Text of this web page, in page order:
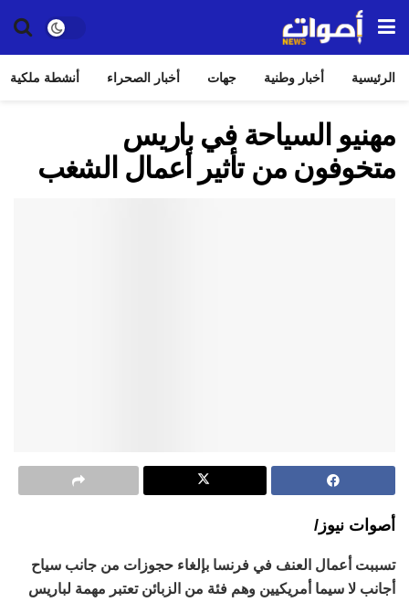
الرئيسية أخبار وطنية جهات أخبار الصحراء أنشطة ملكية
مهنيو السياحة في باريس
متخوفون من تأثير أعمال الشغب
أصوات نيوز/
تسببت أعمال العنف في فرنسا بإلغاء حجوزات من جانب سياح
أجانب لا سيما أمريكيين وهم فئة من الزبائن تعتبر مهمة لباريس